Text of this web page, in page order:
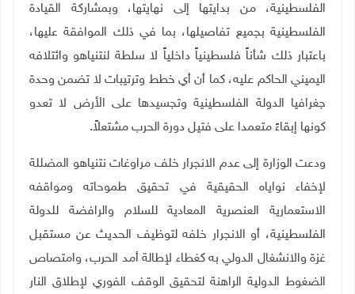
الفلسطينية، من بدايتها إلى نهايتها، وبمشاركة القيادة
الفلسطينية بجميع تفاصيلها، بما في ذلك الموافقة عليها،
باعتبار ذلك شأناً فلسطينياً داخلياً لا سلطة لنتنياهو وائتلافه
اليميني الحاكم عليه، كما أن أي خطط وترتيبات لا تضمن وحدة
جغرافيا الدولة الفلسطينية وتجسيدها على الأرض لا تعدو
كونها إبقاءً متعمدا على فتيل دورة الحرب مشتعلاً.
ودعت الوزارة إلى عدم الانجرار خلف مراوغات نتنياهو المضللة
لإخفاء نواياه الحقيقية في تحقيق طموحاته ومواقفه
الاستعمارية العنصرية المعادية للسلام والرافضة للدولة
الفلسطينية، أو الانجرار خلفه لتوظيف الحديث عن مستقبل
غزة والانشغال الدولي به كغطاء لإطالة أمد الحرب، وامتصاص
الضغوط الدولية الراهنة لتحقيق الوقف الفوري لإطلاق النار